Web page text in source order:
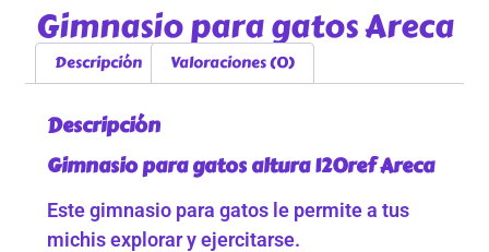
Gimnasio para gatos Areca
Descripción Valoraciones (0)
Descripción
Gimnasio para gatos altura 120ref Areca
Este gimnasio para gatos le permite a tus
michis explorar y ejercitarse.